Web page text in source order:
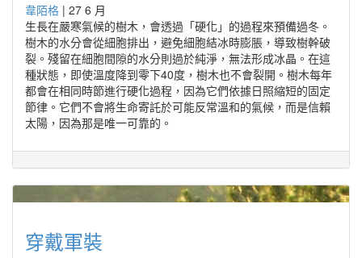
韋陌格 | 27 6 月
生長在嚴寒氣候的樹木，會透過「硬化」的過程來預備過冬。
樹木的水分會從細胞排出，避免細胞結冰時膨脹，導致樹幹破
裂。殘留在細胞間隙的水分則過於純淨，無法形成冰晶。在這
種狀態，即使溫度降到零下40度，樹木也不會裂開。樹木每年
都會在相同時節進行硬化過程，因為它們依據日照縮短的固定
節律。它們不會將生命寄託於可能反常溫和的氣候，而是信賴
太陽，因為那是唯一可靠的。
穿戴軍裝